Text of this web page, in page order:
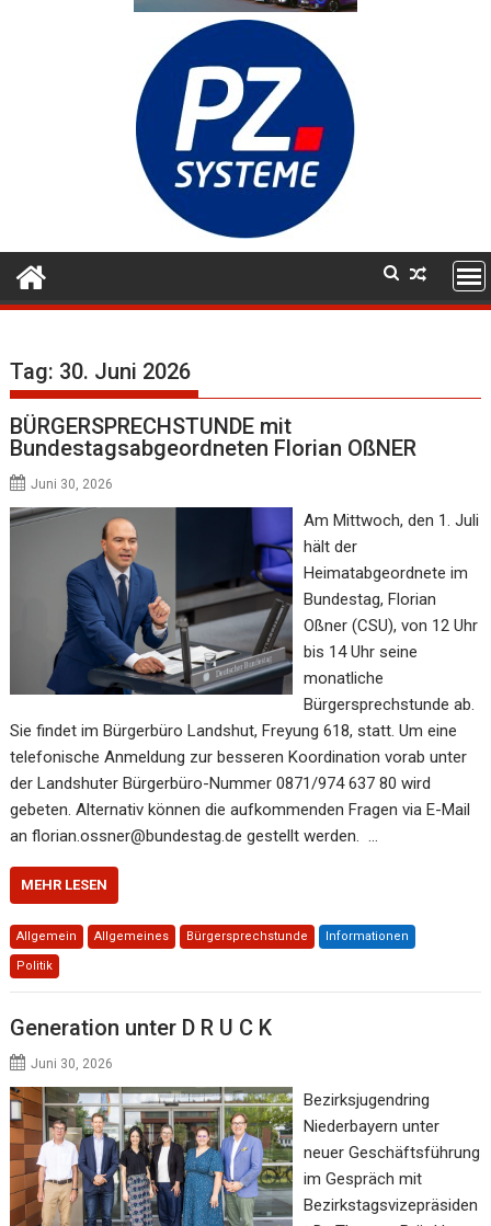
Tag: 30. Juni 2026
BÜRGERSPRECHSTUNDE mit
Bundestagsabgeordneten Florian OßNER
Juni 30, 2026
Am Mittwoch, den 1. Juli
hält der
Heimatabgeordnete im
Bundestag, Florian
Oßner (CSU), von 12 Uhr
bis 14 Uhr seine
monatliche
Bürgersprechstunde ab.
Sie findet im Bürgerbüro Landshut, Freyung 618, statt. Um eine
telefonische Anmeldung zur besseren Koordination vorab unter
der Landshuter Bürgerbüro-Nummer 0871/974 637 80 wird
gebeten. Alternativ können die aufkommenden Fragen via E-Mail
an florian.ossner@bundestag.de gestellt werden. …
MEHR LESEN
Allgemein Allgemeines Bürgersprechstunde Informationen
Politik
Generation unter D R U C K
Juni 30, 2026
Bezirksjugendring
Niederbayern unter
neuer Geschäftsführung
im Gespräch mit
Bezirkstagsvizepräsiden